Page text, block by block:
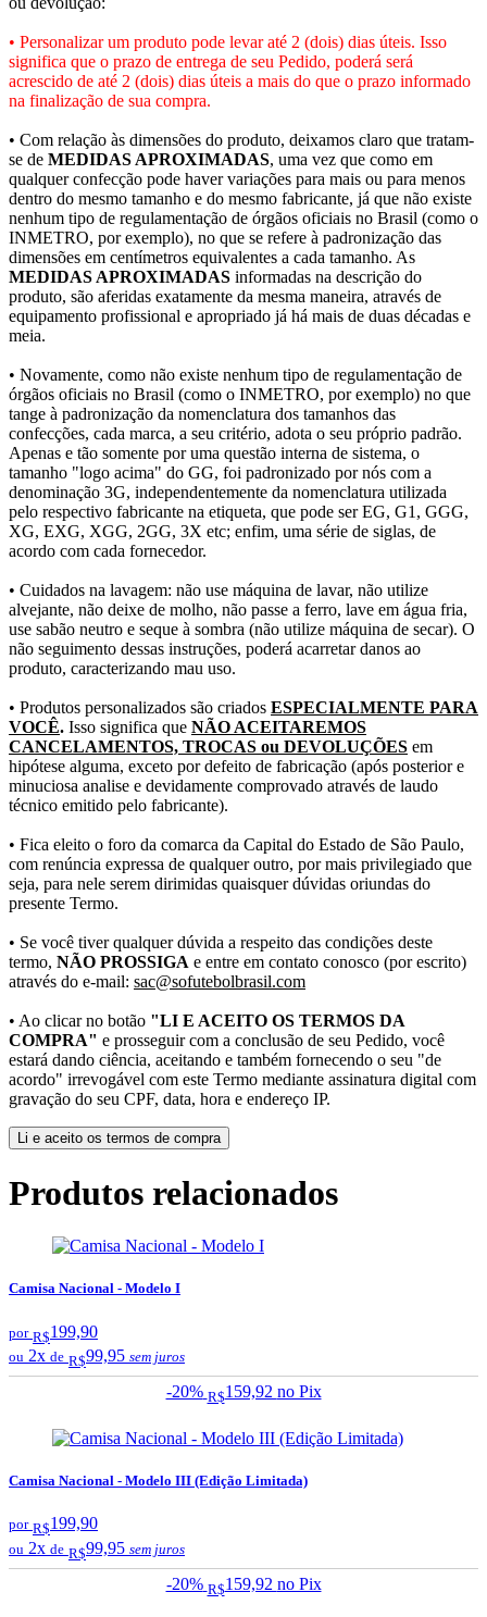
• Personalizar um produto pode levar até 2 (dois) dias úteis. Isso
significa que o prazo de entrega de seu Pedido, poderá será
acrescido de até 2 (dois) dias úteis a mais do que o prazo informado
na finalização de sua compra.
• Com relação às dimensões do produto, deixamos claro que tratam-
se de MEDIDAS APROXIMADAS, uma vez que como em
qualquer confecção pode haver variações para mais ou para menos
dentro do mesmo tamanho e do mesmo fabricante, já que não existe
nenhum tipo de regulamentação de órgãos oficiais no Brasil (como o
INMETRO, por exemplo), no que se refere à padronização das
dimensões em centímetros equivalentes a cada tamanho. As
MEDIDAS APROXIMADAS informadas na descrição do
produto, são aferidas exatamente da mesma maneira, através de
equipamento profissional e apropriado já há mais de duas décadas e
meia.
• Novamente, como não existe nenhum tipo de regulamentação de
órgãos oficiais no Brasil (como o INMETRO, por exemplo) no que
tange à padronização da nomenclatura dos tamanhos das
confecções, cada marca, a seu critério, adota o seu próprio padrão.
Apenas e tão somente por uma questão interna de sistema, o
tamanho "logo acima" do GG, foi padronizado por nós com a
denominação 3G, independentemente da nomenclatura utilizada
pelo respectivo fabricante na etiqueta, que pode ser EG, G1, GGG,
XG, EXG, XGG, 2GG, 3X etc; enfim, uma série de siglas, de
acordo com cada fornecedor.
• Cuidados na lavagem: não use máquina de lavar, não utilize
alvejante, não deixe de molho, não passe a ferro, lave em água fria,
use sabão neutro e seque à sombra (não utilize máquina de secar). O
não seguimento dessas instruções, poderá acarretar danos ao
produto, caracterizando mau uso.
• Produtos personalizados são criados ESPECIALMENTE PARA
VOCÊ. Isso significa que NÃO ACEITAREMOS
CANCELAMENTOS, TROCAS ou DEVOLUÇÕES em
hipótese alguma, exceto por defeito de fabricação (após posterior e
minuciosa analise e devidamente comprovado através de laudo
técnico emitido pelo fabricante).
• Fica eleito o foro da comarca da Capital do Estado de São Paulo,
com renúncia expressa de qualquer outro, por mais privilegiado que
seja, para nele serem dirimidas quaisquer dúvidas oriundas do
presente Termo.
• Se você tiver qualquer dúvida a respeito das condições deste
termo, NÃO PROSSIGA e entre em contato conosco (por escrito)
através do e-mail: sac@sofutebolbrasil.com
• Ao clicar no botão "LI E ACEITO OS TERMOS DA
COMPRA" e prosseguir com a conclusão de seu Pedido, você
estará dando ciência, aceitando e também fornecendo o seu "de
acordo" irrevogável com este Termo mediante assinatura digital com
gravação do seu CPF, data, hora e endereço IP.
Li e aceito os termos de compra
Produtos relacionados
Camisa Nacional - Modelo I
por R$199,90
ou 2x de R$99,95 sem juros
-20% R$159,92 no Pix
Camisa Nacional - Modelo III (Edição Limitada)
por R$199,90
ou 2x de R$99,95 sem juros
-20% R$159,92 no Pix